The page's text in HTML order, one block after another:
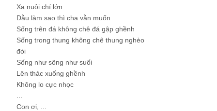
Xa nuôi chí lớn
Dẫu làm sao thì cha vẫn muốn
Sống trên đá không chê đá gập ghềnh
Sống trong thung không chê thung nghèo
đói
Sống như sông như suối
Lên thác xuống ghềnh
Không lo cực nhọc
Con ơi, ...